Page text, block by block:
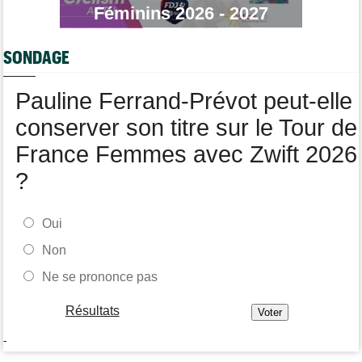
Robert Gesink : "Le cyclisme moderne est beaucoup plus
propre..."
Joao Almeida a dû abandonner après une chute
Féminins 2026 - 2027
SONDAGE
Pauline Ferrand-Prévot peut-elle
conserver son titre sur le Tour de
France Femmes avec Zwift 2026
?
Oui
Non
Ne se prononce pas
Résultats
-